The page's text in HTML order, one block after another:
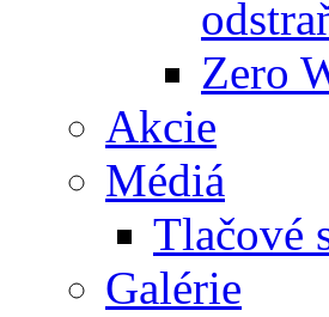
Zero
Akcie
Médiá
Tlačové
Galérie